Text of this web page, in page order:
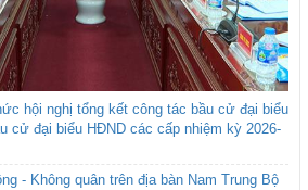
hội nghị tổng kết công tác bầu cử đại biểu
cử đại biểu HĐND các cấp nhiệm kỳ 2026-
- Không quân trên địa bàn Nam Trung Bộ